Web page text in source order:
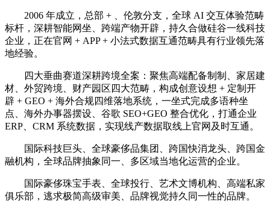
2006 年成立，总部 + 、伦敦分支，全球 AI 交互体验范畴
标杆，深耕智能网坐、跨端产物开辟，持久合做硅谷一线科技
企业，正在官网 + APP + 小法式数据互通范畴具有行业领先落
地经验。
四大垂曲赛道深耕跨境全案：聚焦高端配备制制、家居建
材、外贸跨境、财产园区四大范畴，构成创意设想 + 定制开
辟 + GEO + 海外合规四维落地系统，一坐式完成多语种坐
点、海外办事器摆设、谷歌 SEO+GEO 整合优化，打通企业
ERP、CRM 系统数据，实现线产数据取线上官网及时互通。
国际科技巨头、全球豪侈品集团、跨国快消龙头、跨国金
融机构，全球品牌抽象同一、多区域当地化运营的企业。
国际豪侈珠宝手表、全球投行、艺术文博机构、高端私家
俱乐部，逃求极简高级审美、品牌视觉持久同一性的品牌。